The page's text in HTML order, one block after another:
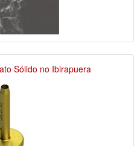
Sólido no Ibirapuera